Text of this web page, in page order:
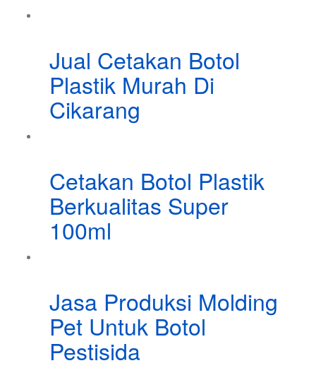
Jual Cetakan Botol
Plastik Murah Di
Cikarang
Cetakan Botol Plastik
Berkualitas Super
100ml
Jasa Produksi Molding
Pet Untuk Botol
Pestisida